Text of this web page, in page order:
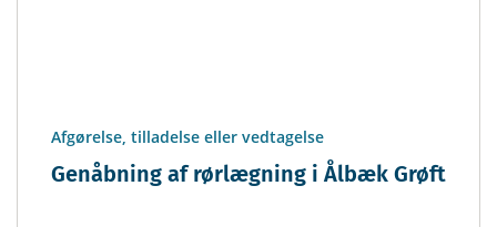
Afgørelse, tilladelse eller vedtagelse
Genåbning af rørlægning i Ålbæk Grøft